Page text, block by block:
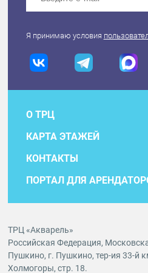
Я принимаю условия
О ТРЦ
КАРТА ЭТАЖЕЙ
КОНТАКТЫ
ПОРТАЛ ДЛЯ
ТРЦ «Акварель»
Российская Федерация,
Пушкино, г. Пушкино, тер-ия 33-й
Холмогоры, стр. 18.